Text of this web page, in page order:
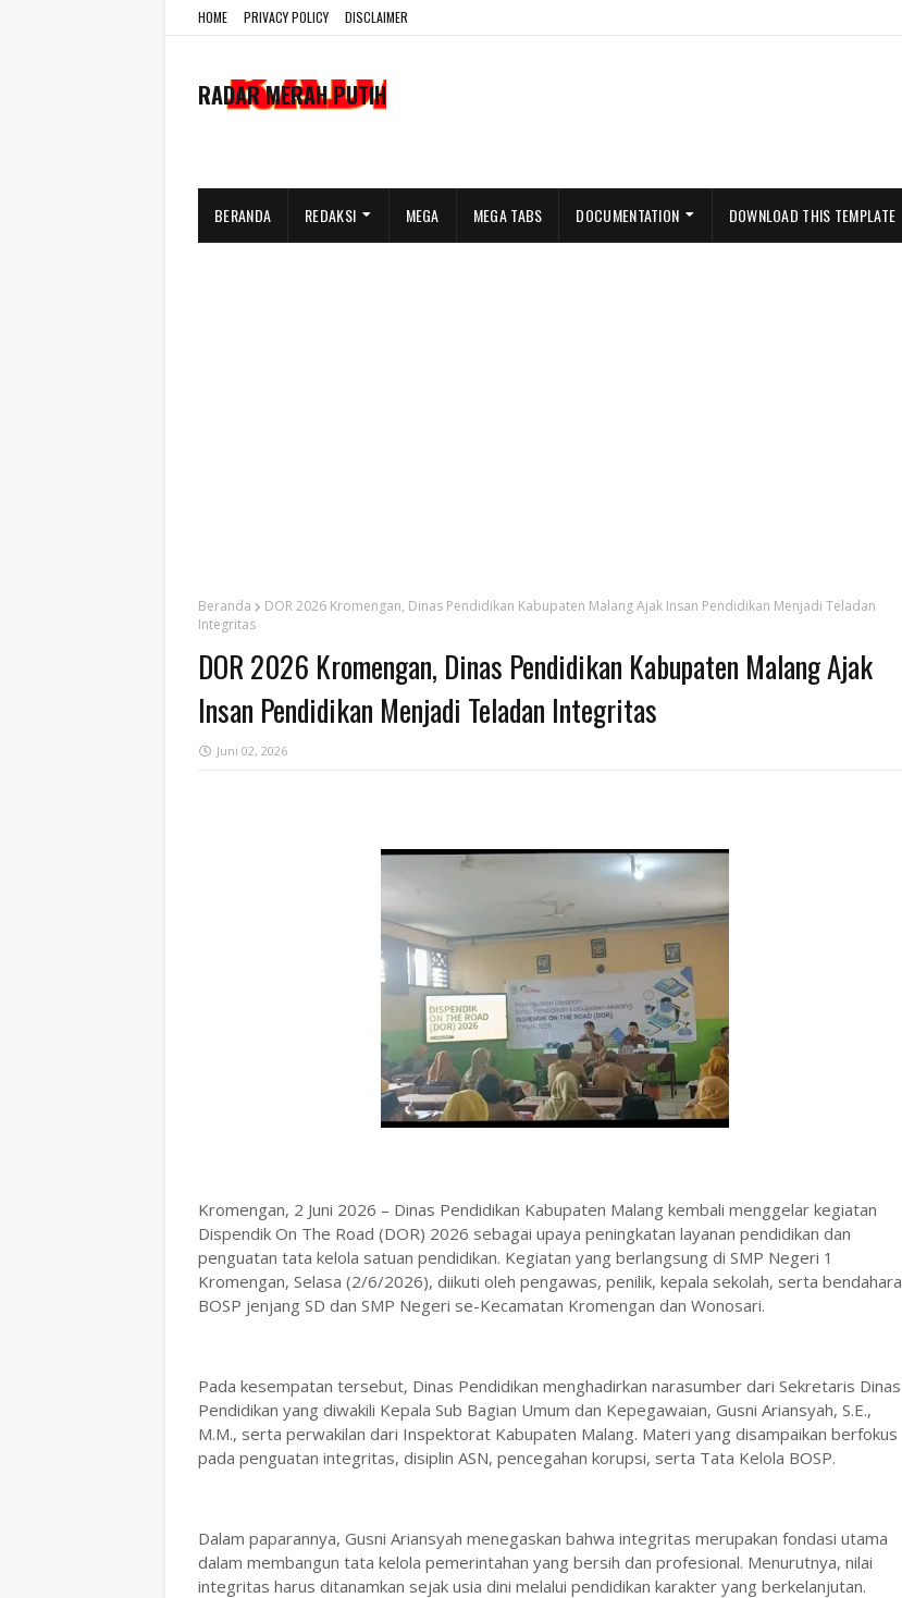
HOME PRIVACY POLICY DISCLAIMER
RADAR MERAH PUTIH
BERANDA REDAKSI MEGA MEGA TABS DOCUMENTATION DOWNLOAD THIS TEMPLATE
Beranda
DOR 2026 Kromengan, Dinas Pendidikan Kabupaten Malang Ajak Insan Pendidikan Menjadi Teladan
Integritas
DOR 2026 Kromengan, Dinas Pendidikan Kabupaten Malang Ajak
Insan Pendidikan Menjadi Teladan Integritas
Juni 02, 2026
Kromengan, 2 Juni 2026 – Dinas Pendidikan Kabupaten Malang kembali menggelar kegiatan
Dispendik On The Road (DOR) 2026 sebagai upaya peningkatan layanan pendidikan dan
penguatan tata kelola satuan pendidikan. Kegiatan yang berlangsung di SMP Negeri 1
Kromengan, Selasa (2/6/2026), diikuti oleh pengawas, penilik, kepala sekolah, serta bendahara
BOSP jenjang SD dan SMP Negeri se-Kecamatan Kromengan dan Wonosari.
Pada kesempatan tersebut, Dinas Pendidikan menghadirkan narasumber dari Sekretaris Dinas
Pendidikan yang diwakili Kepala Sub Bagian Umum dan Kepegawaian, Gusni Ariansyah, S.E.,
M.M., serta perwakilan dari Inspektorat Kabupaten Malang. Materi yang disampaikan berfokus
pada penguatan integritas, disiplin ASN, pencegahan korupsi, serta Tata Kelola BOSP.
Dalam paparannya, Gusni Ariansyah menegaskan bahwa integritas merupakan fondasi utama
dalam membangun tata kelola pemerintahan yang bersih dan profesional. Menurutnya, nilai
integritas harus ditanamkan sejak usia dini melalui pendidikan karakter yang berkelanjutan.